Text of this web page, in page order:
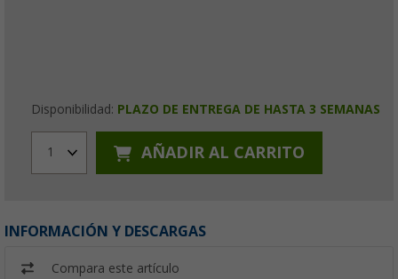
Disponibilidad: PLAZO DE ENTREGA DE HASTA 3 SEMANAS
1 AÑADIR AL CARRITO
INFORMACIÓN Y DESCARGAS
Compara este artículo